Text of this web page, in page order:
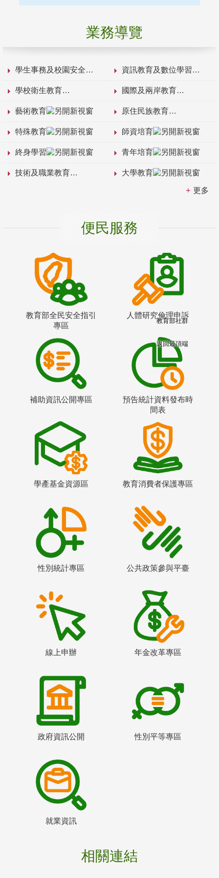
業務導覽
學生事務及校園安全 資訊教育及數位學習
學校衛生教育 國際及兩岸教育
藝術教育 原住民族教育
特殊教育 師資培育
終身學習 青年培育
技術及職業教育 大學教育
更多
便民服務
教育部全民安全指引
專區
人體研究倫理申訴
補助資訊公開專區
預告統計資料發布時
間表
學產基金資源區 教育消費者保護專區
性別統計專區 公共政策參與平臺
線上申辦 年金改革專區
政府資訊公開 性別平等專區
就業資訊
相關連結
教育部社群
返回最頂端